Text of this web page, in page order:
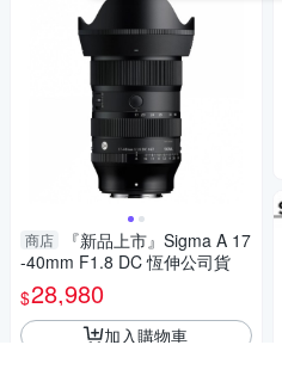
商店
『新品上市』Sigma A 17
-40mm F1.8 DC 恆伸公司貨
$28,980
加入購物車